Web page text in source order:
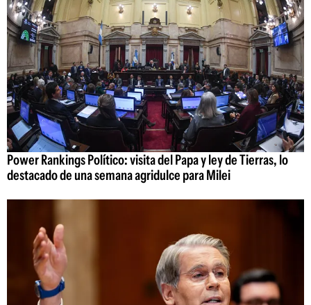
Power Rankings Político: visita del Papa y ley de Tierras, lo
destacado de una semana agridulce para Milei